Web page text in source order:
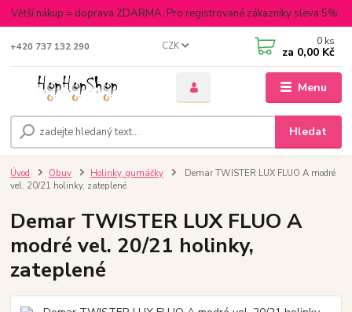
Větší nákup = doprava ZDARMA. Pro registrované zákazníky sleva 5%.
Menu
CZK
Hledat
+420 737 132 290 0 ks
za 0,00 Kč
Úvod Obuv Holinky, gumáčky
Demar TWISTER LUX FLUO A modré
vel. 20/21 holinky, zateplené
Demar TWISTER LUX FLUO A
modré vel. 20/21 holinky,
zateplené